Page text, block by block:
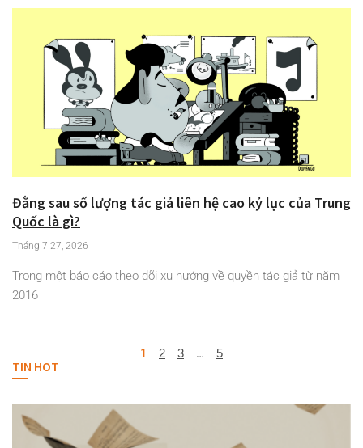
Đằng sau số lượng tác giả liên hệ cao kỷ lục của Trung
Quốc là gì?
Tháng 7 27, 2026
Trong một báo cáo theo dõi xu hướng về quyền tác giả từ năm
2016
1 2 3 … 5
TIN HOT